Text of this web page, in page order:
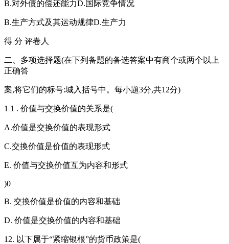
B.对外债的偿还能力D.国际竞争情况
B.生产方式及其运动规律D.生产力
得 分 评卷人
二、多项选择题(在下列备題的备选答案中有商个或两个以上
正确答
案,将它们的标号:城入括号中。每小題3分,共12分)
1 1 . 价值与交换价值的关系是(
A.价值是交换价值的表现形式
C.交換价值是价值的表现形式
E. 价值与交换价值互为内容和形式
)0
B. 交換价值是价值的内容和基础
D. 价值是交换价值的内容和基础
12. 以下属于“紧缩银根”的货币政策是(